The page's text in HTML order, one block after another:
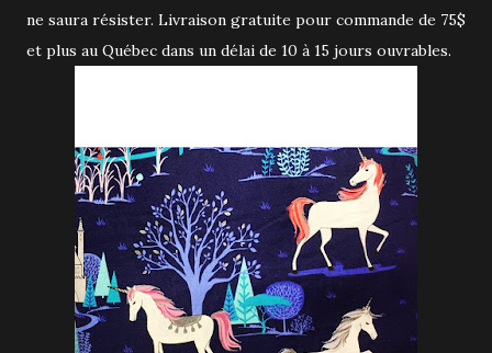
ne saura résister. Livraison gratuite pour commande de 75$
et plus au Québec dans un délai de 10 à 15 jours ouvrables.